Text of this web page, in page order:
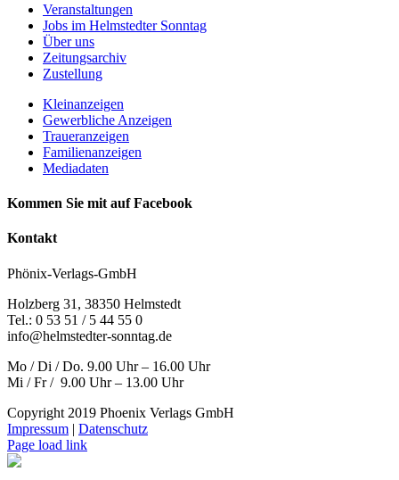
Veranstaltungen
Jobs im Helmstedter Sonntag
Über uns
Zeitungsarchiv
Zustellung
Kleinanzeigen
Gewerbliche Anzeigen
Traueranzeigen
Familienanzeigen
Mediadaten
Kommen Sie mit auf Facebook
Kontakt
Phönix-Verlags-GmbH
Holzberg 31, 38350 Helmstedt
Tel.: 0 53 51 / 5 44 55 0
info@helmstedter-sonntag.de
Mo / Di / Do. 9.00 Uhr – 16.00 Uhr
Mi / Fr / 9.00 Uhr – 13.00 Uhr
Copyright 2019 Phoenix Verlags GmbH
Impressum | Datenschutz
Page load link